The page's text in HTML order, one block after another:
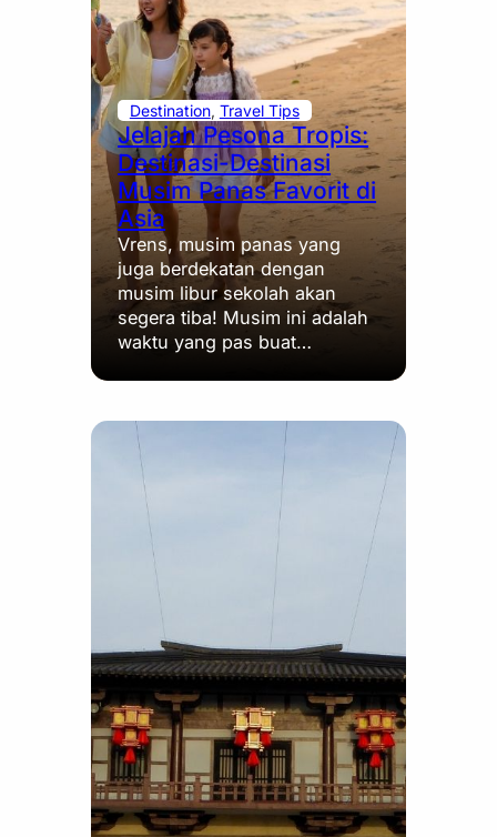
Destination, Travel Tips
Jelajah Pesona Tropis:
Destinasi-Destinasi
Musim Panas Favorit di
Asia
Vrens, musim panas yang
juga berdekatan dengan
musim libur sekolah akan
segera tiba! Musim ini adalah
waktu yang pas buat…